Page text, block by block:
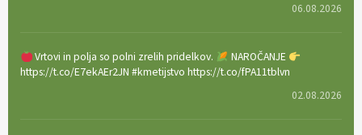
06.08.2026
Vrtovi in polja so polni zrelih pridelkov.
NAROČANJE
https://t.co/E7ekAEr2JN #kmetijstvo https://t.co/fPA11tblvn
02.08.2026